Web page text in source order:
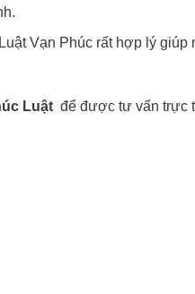
Vạn Phúc rất hợp lý giúp
Luật để được tư vấn trực